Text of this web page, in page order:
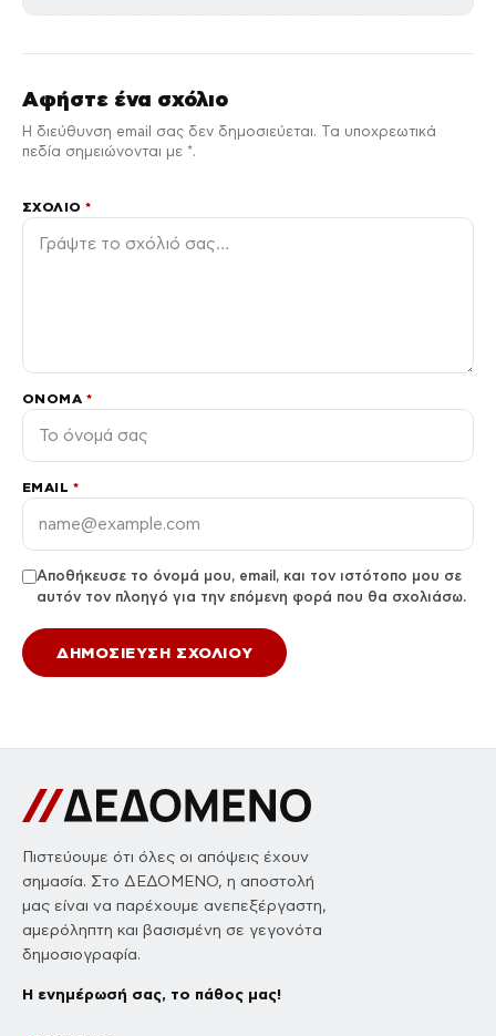
Αφήστε ένα σχόλιο
Η διεύθυνση email σας δεν δημοσιεύεται. Τα υποχρεωτικά
πεδία σημειώνονται με *.
ΣΧΌΛΙΟ*
ΌΝΟΜΑ *
EMAIL *
Αποθήκευσε το όνομά μου, email, και τον ιστότοπο μου σε
αυτόν τον πλοηγό για την επόμενη φορά που θα σχολιάσω.
Πιστεύουμε ότι όλες οι απόψεις έχουν
σημασία. Στο ΔΕΔΟΜΕΝΟ, η αποστολή
μας είναι να παρέχουμε ανεπεξέργαστη,
αμερόληπτη και βασισμένη σε γεγονότα
δημοσιογραφία.
Η ενημέρωσή σας, το πάθος μας!